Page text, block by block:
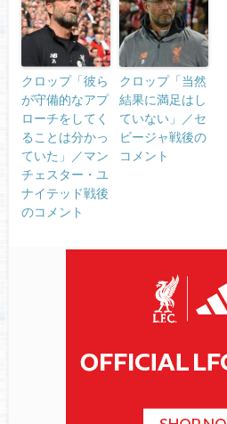
クロップ「彼ら
が守備的なアプ
ローチをしてく
ることは分かっ
ていた」／マン
チェスター・ユ
ナイテッド戦後
のコメント
クロップ「当然
結果に満足はし
ていない」／セ
ビージャ戦後の
コメント